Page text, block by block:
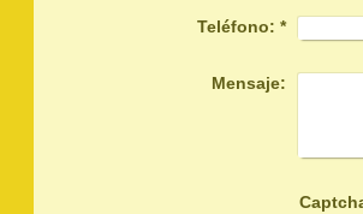
Teléfono: *
Mensaje: